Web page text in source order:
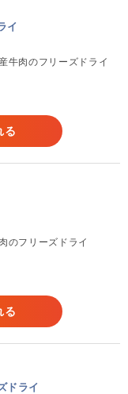
イ
牛肉のフリーズドライ
る
のフリーズドライ
る
ドライ